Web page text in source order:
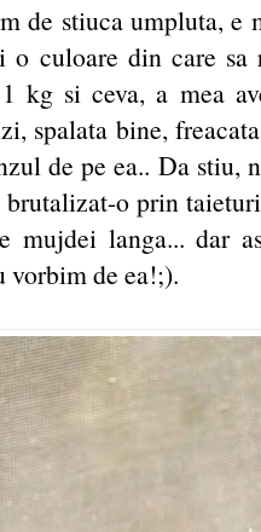
de stiuca umpluta, e
o culoare din care sa
kg si ceva, a mea
spalata bine,
de pe ea.. Da stiu,
o prin
mujdei langa... dar
vorbim de ea!;).